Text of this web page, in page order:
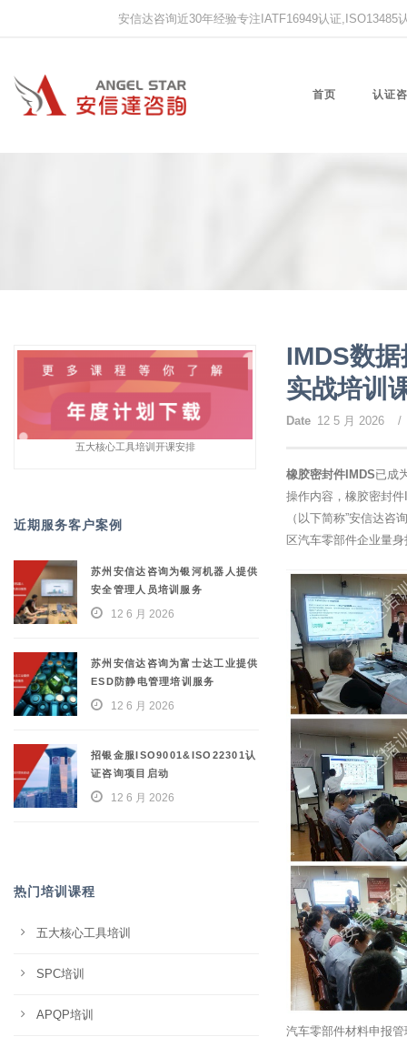
安信达咨询近30年经验专注IATF16949认证
首页 认证
IMDS数
实战培训
Date 12 5 月 2026 /
橡胶密封件IMDS已成
操作内容，橡胶密封
（以下简称”安信达
区汽车零部件企业量
汽车零部件材料申报管
五大核心工具培训开课安排
近期服务客户案例
苏州安信达咨询为银河机器人提供
安全管理人员培训服务
12 6 月 2026
苏州安信达咨询为富士达工业提供
ESD防静电管理培训服务
12 6 月 2026
招银金服ISO9001&ISO22301认
证咨询项目启动
12 6 月 2026
热门培训课程
五大核心工具培训
SPC培训
APQP培训